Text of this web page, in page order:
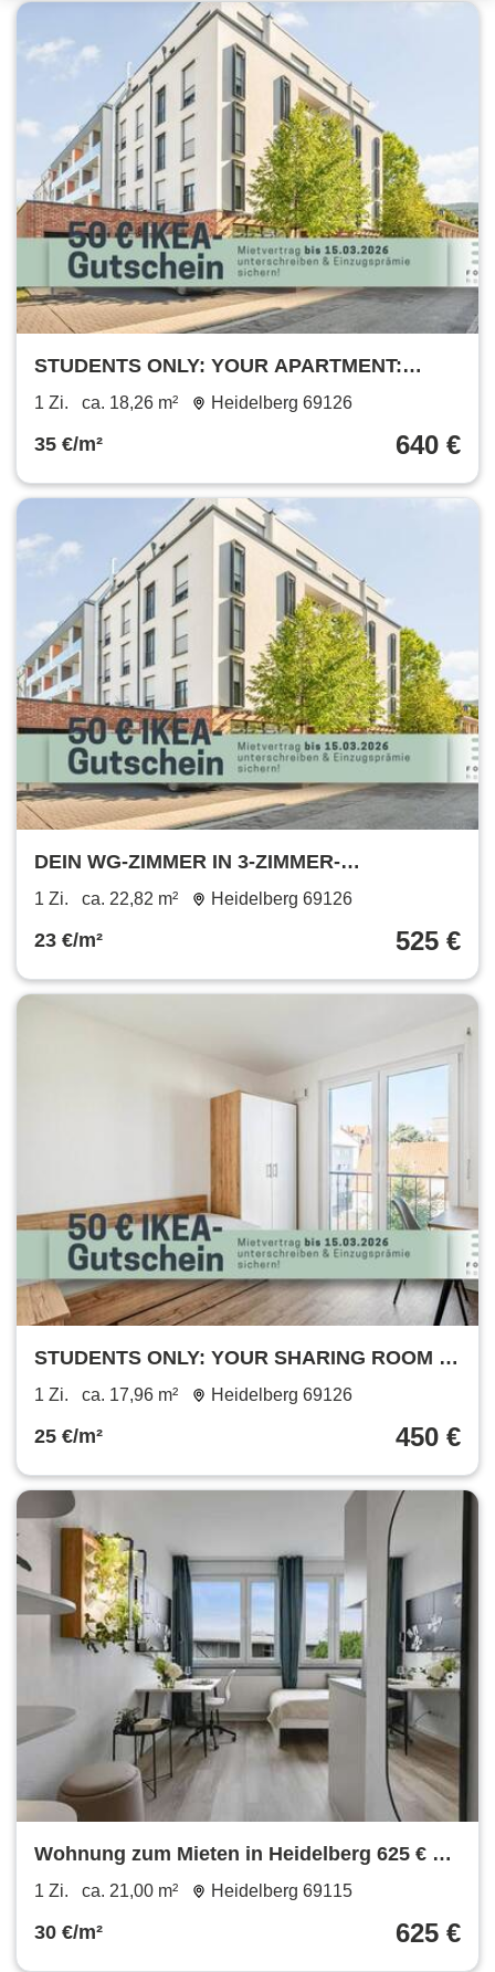
STUDENTS ONLY: YOUR APARTMENT:
Furnished student apartment in Heidelberg
1 Zi. ca. 18,26 m² Heidelberg 69126
35 €/m² 640 €
DEIN WG-ZIMMER IN 3-ZIMMER-
STUDENTENAPARTMENT: möblierte
1 Zi. ca. 22,82 m² Heidelberg 69126
23 €/m² 525 €
STUDENTS ONLY: YOUR SHARING ROOM IN
A 2-ROOM APARTMENT: Furnished student
1 Zi. ca. 17,96 m² Heidelberg 69126
25 €/m² 450 €
Wohnung zum Mieten in Heidelberg 625 € 21
m²
1 Zi. ca. 21,00 m² Heidelberg 69115
30 €/m² 625 €